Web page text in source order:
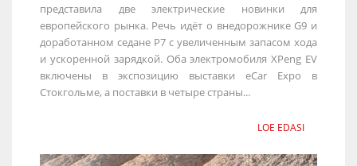
представила две электрические новинки для
европейского рынка. Речь идёт о внедорожнике G9 и
доработанном седане P7 с увеличенным запасом хода
и ускоренной зарядкой. Оба электромобиля XPeng EV
включены в экспозицию выставки eCar Expo в
Стокгольме, а поставки в четыре страны...
LOE EDASI